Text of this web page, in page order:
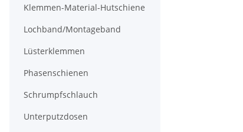
Klemmen-Material-Hutschiene
Lochband/Montageband
Lüsterklemmen
Phasenschienen
Schrumpfschlauch
Unterputzdosen